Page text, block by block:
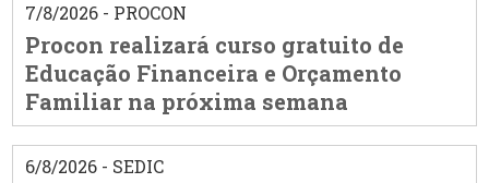
7/8/2026 - PROCON
Procon realizará curso gratuito de
Educação Financeira e Orçamento
Familiar na próxima semana
6/8/2026 - SEDIC